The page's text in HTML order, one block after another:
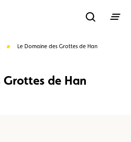
Rechercher
Le Domaine des Grottes de Han
Grottes de Han